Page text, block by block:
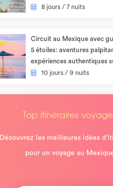
8 jours / 7 nuits
Circuit au Mexique avec
5 étoiles: aventures
expériences authentiques
10 jours / 9 nuits
Top itinéraires
Découvrez les meilleures idées
pour un voyage au